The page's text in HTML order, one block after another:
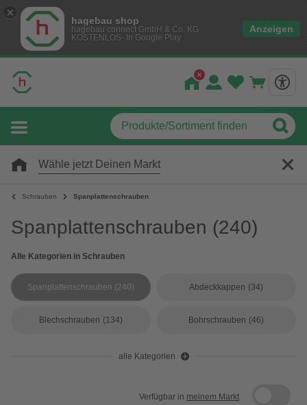
hagebau shop
hagebau connect GmbH & Co. KG
KOSTENLOS- In Google Play
Anzeigen
Wähle jetzt Deinen Markt
Schrauben Spanplattenschrauben
Spanplattenschrauben (240)
Alle Kategorien in Schrauben
Spanplattenschrauben (240) Abdeckkappen (34)
Blechschrauben (134) Bohrschrauben (46)
alle Kategorien
Verfügbar in meinem Markt